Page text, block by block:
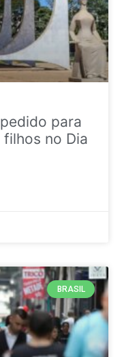
para
no Dia
BRASIL